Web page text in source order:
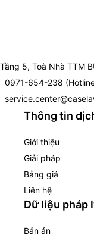
Tầng 5, Toà Nhà TTM
0971-654-238
Thông tin
Giới thiệu
Giải pháp
Bảng giá
Liên hệ
Dữ liệu pháp
Bản án